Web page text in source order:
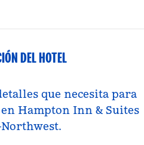
DEL HOTEL
que necesita para
Hampton Inn & Suites